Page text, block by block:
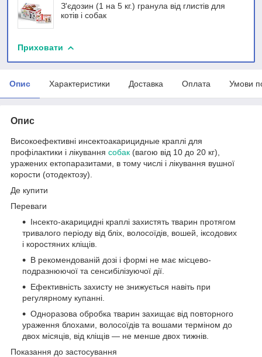
З'єдозин (1 на 5 кг.) гранула від глистів для
котів і собак
Приховати
Опис Характеристики Доставка Оплата Умови
Опис
Високоефективні инсектоакарицидные краплі для
профілактики і лікування собак (вагою від 10 до 20 кг),
уражених ектопаразитами, в тому числі і лікування вушної
корости (отодектозу).
Де купити
Переваги
Інсекто-акарицидні краплі захистять тварин протягом
тривалого періоду від бліх, волосоїдів, вошей, іксодових
і коростяних кліщів.
В рекомендованій дозі і формі не має місцево-
подразнюючої та сенсибілізуючої дії.
Ефективність захисту не знижується навіть при
регулярному купанні.
Одноразова обробка тварин захищає від повторного
ураження блохами, волосоїдів та вошами терміном до
двох місяців, від кліщів — не менше двох тижнів.
Показання до застосування